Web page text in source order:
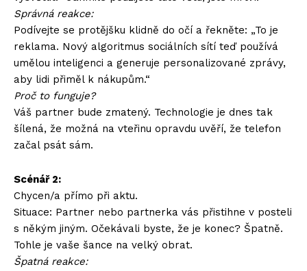
Správná reakce:
Podívejte se protějšku klidně do očí a řekněte: „To je
reklama. Nový algoritmus sociálních sítí teď používá
umělou inteligenci a generuje personalizované zprávy,
aby lidi přiměl k nákupům.“
Proč to funguje?
Váš partner bude zmatený. Technologie je dnes tak
šílená, že možná na vteřinu opravdu uvěří, že telefon
začal psát sám.
Scénář 2:
Chycen/a přímo při aktu.
Situace: Partner nebo partnerka vás přistihne v posteli
s někým jiným. Očekávali byste, že je konec? Špatně.
Tohle je vaše šance na velký obrat.
Špatná reakce: